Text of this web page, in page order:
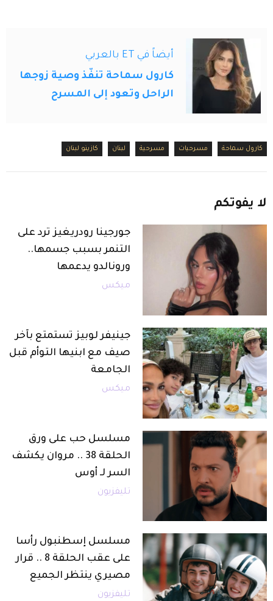
أيضاً في ET بالعربي
كارول سماحة تنفّذ وصية زوجها
الراحل وتعود إلى المسرح
كارول سماحة مسرحيات مسرحية لبنان كازينو لبنان
لا يفوتكم
جورجينا رودريغيز ترد على
التنمر بسبب جسمها..
ورونالدو يدعمها
ميكس
جينيفر لوبيز تستمتع بآخر
صيف مع ابنيها التوأم قبل
الجامعة
ميكس
مسلسل حب على ورق
الحلقة 38 .. مروان يكشف
السر لـ أوس
تليفزيون
مسلسل إسطنبول رأسا
على عقب الحلقة 8 .. قرار
مصيري ينتظر الجميع
تليفزيون